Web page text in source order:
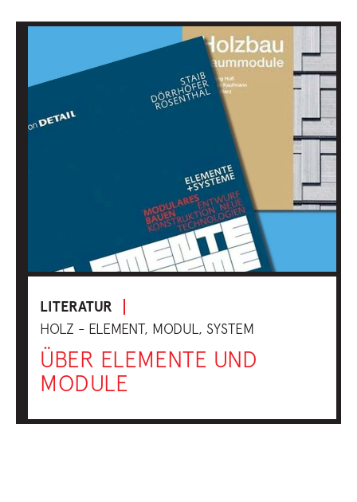
LITERATUR
HOLZ - ELEMENT, MODUL, SYSTEM
ÜBER ELEMENTE UND
MODULE